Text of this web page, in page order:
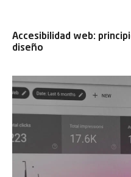
Accesibilidad web:
diseño